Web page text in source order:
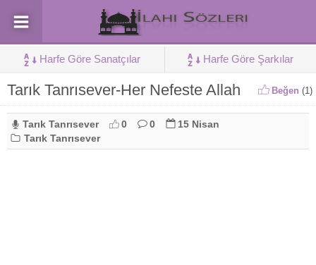
Harfe Göre Sanatçılar Harfe Göre Şarkılar
Tarık Tanrısever-Her Nefeste Allah Beğen (1)
Tarık Tanrısever 0 0
15 Nisan
Tarık Tanrısever